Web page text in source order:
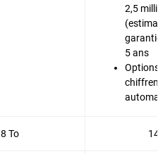
2,5
5 ans
8 To